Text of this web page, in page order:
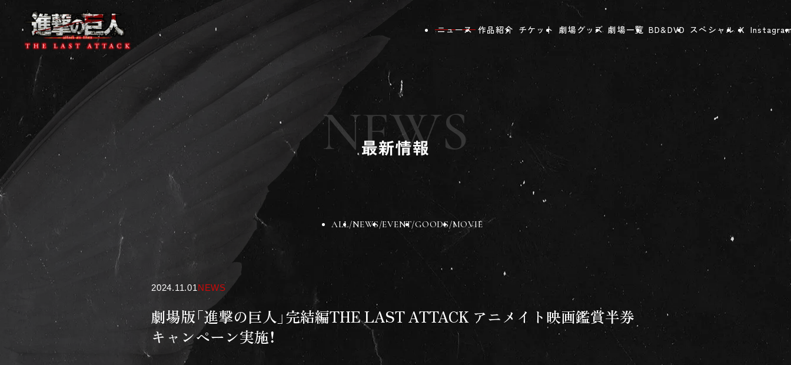
ニュース 作品紹介 チケット 劇場グッズ 劇場一覧 BD&DVD スペシャル X
NEWS
最新情報
ALL NEWS EVENT GOODS MOVIE
2024.11.01NEWS
劇場版「進撃の巨人」完結編THE LAST ATTACK アニメイト映画鑑賞半券
キャンペーン実施！